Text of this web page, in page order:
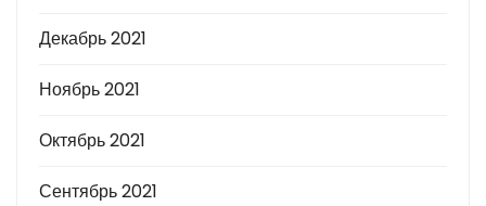
Декабрь 2021
Ноябрь 2021
Октябрь 2021
Сентябрь 2021